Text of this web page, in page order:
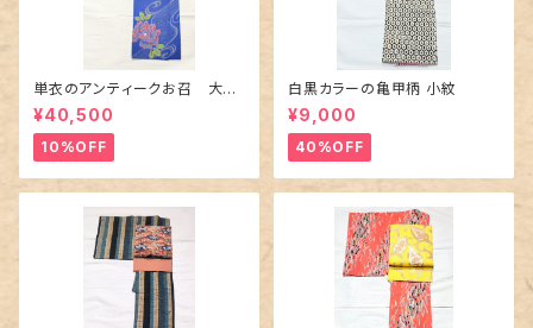
単衣のアンティークお召 大輪
の薔薇柄柄
¥40,500
10%OFF
白黒カラーの亀甲柄 小紋
¥9,000
40%OFF